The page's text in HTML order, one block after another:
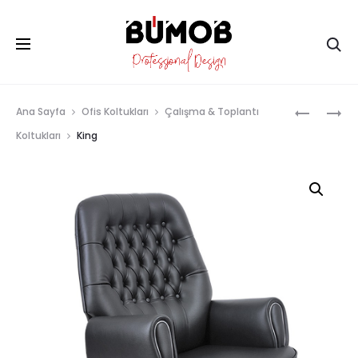
KEOPS
Ana Sayfa Ofis Koltukları
Çalışma & Toplantı
Koltukları
King